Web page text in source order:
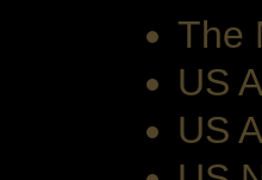
The
US
US